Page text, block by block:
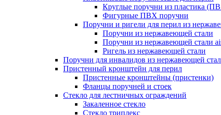
Круглые поручни из пластика
Фигурные ПВХ поручни
Поручни и ригели для перил из
Поручни из нержавеющей стали
Поручни из нержавеющей стали
Ригель из нержавеющей стали
Поручни для инвалидов из нержавеющей
Пристенный кронштейн для перил
Пристенные кронштейны (пристенки)
Фланцы поручней и стоек
Стекло для лестничных ограждений
Закаленное стекло
Стекло триплекс